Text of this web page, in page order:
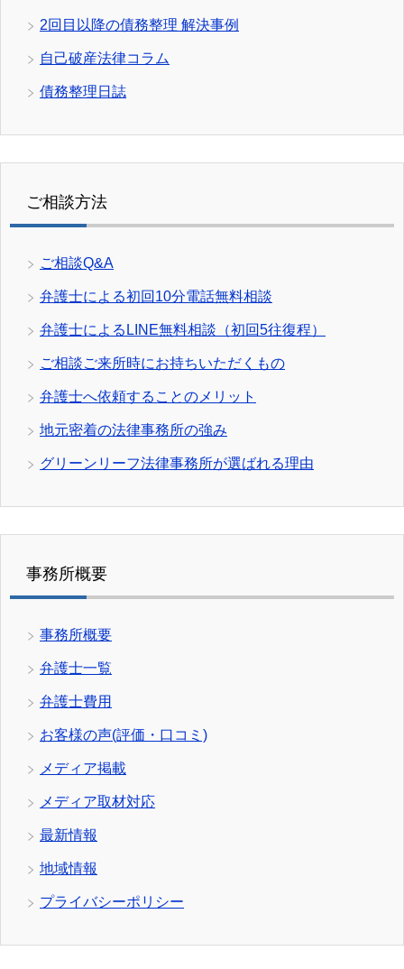
2回目以降の債務整理 解決事例
自己破産法律コラム
債務整理日誌
ご相談方法
ご相談Q&A
弁護士による初回10分電話無料相談
弁護士によるLINE無料相談（初回5往復程）
ご相談ご来所時にお持ちいただくもの
弁護士へ依頼することのメリット
地元密着の法律事務所の強み
グリーンリーフ法律事務所が選ばれる理由
事務所概要
事務所概要
弁護士一覧
弁護士費用
お客様の声(評価・口コミ)
メディア掲載
メディア取材対応
最新情報
地域情報
プライバシーポリシー